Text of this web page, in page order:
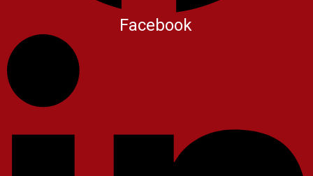
Facebook